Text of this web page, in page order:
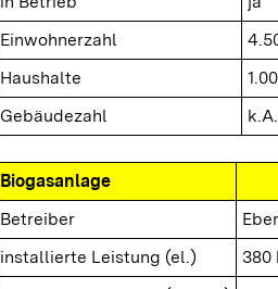
Einwohnerzahl
Haushalte
Gebäudezahl
k.A.
Biogasanlage
Betreiber
installierte Leistung (el.)
380